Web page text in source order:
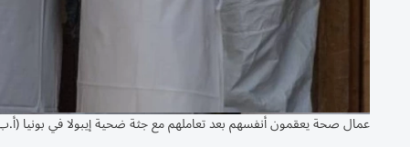
عمال صحة يعقمون أنفسهم بعد تعاملهم مع جثة ضحية إيبولا في بونيا